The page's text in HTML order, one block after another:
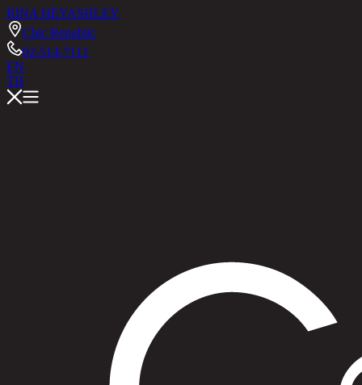
RINA HEYASHLEY
Chic Republic
02-514-7111
EN
TH